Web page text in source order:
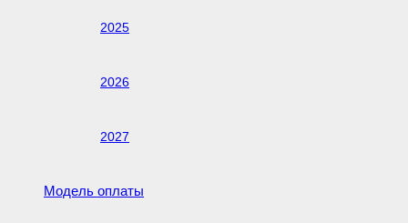
2025
2026
2027
Модель оплаты